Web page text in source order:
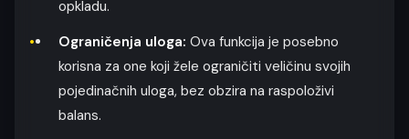
opkladu.
Ograničenja uloga: Ova funkcija je posebno
korisna za one koji žele ograničiti veličinu svojih
pojedinačnih uloga, bez obzira na raspoloživi
balans.